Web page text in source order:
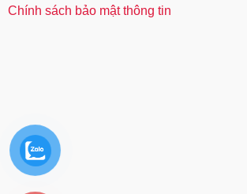
Chính sách bảo mật thông tin